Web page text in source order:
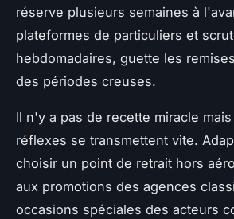
réserve plusieurs semaines à
plateformes de particuliers et
hebdomadaires, guette les
des périodes creuses.
Il n'y a pas de recette miracle
réflexes se transmettent vite.
choisir un point de retrait hors
aux promotions des agences
occasions spéciales des acteurs